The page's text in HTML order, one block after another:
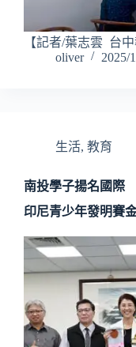
【記者/葉志雲 台
oliver
2025/
生活, 教育
南投學子揚名國際
印尼青少年發明賽